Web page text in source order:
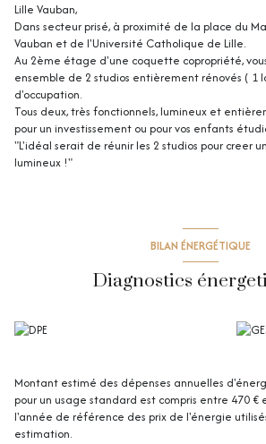
Lille Vauban,
Dans secteur prisé, à proximité de la place du
Vauban et de l'Université Catholique de Lille.
Au 2ème étage d'une coquette copropriété,
ensemble de 2 studios entièrement rénovés ( 1
d'occupation.
Tous deux, très fonctionnels, lumineux et
pour un investissement ou pour vos enfants
"L'idéal serait de réunir les 2 studios pour creer
lumineux !"
BILAN ÉNERGÉTIQUE
Diagnostics
Montant estimé des dépenses annuelles
pour un usage standard est compris entre 470 €
l'année de référence des prix de l'énergie
estimation.